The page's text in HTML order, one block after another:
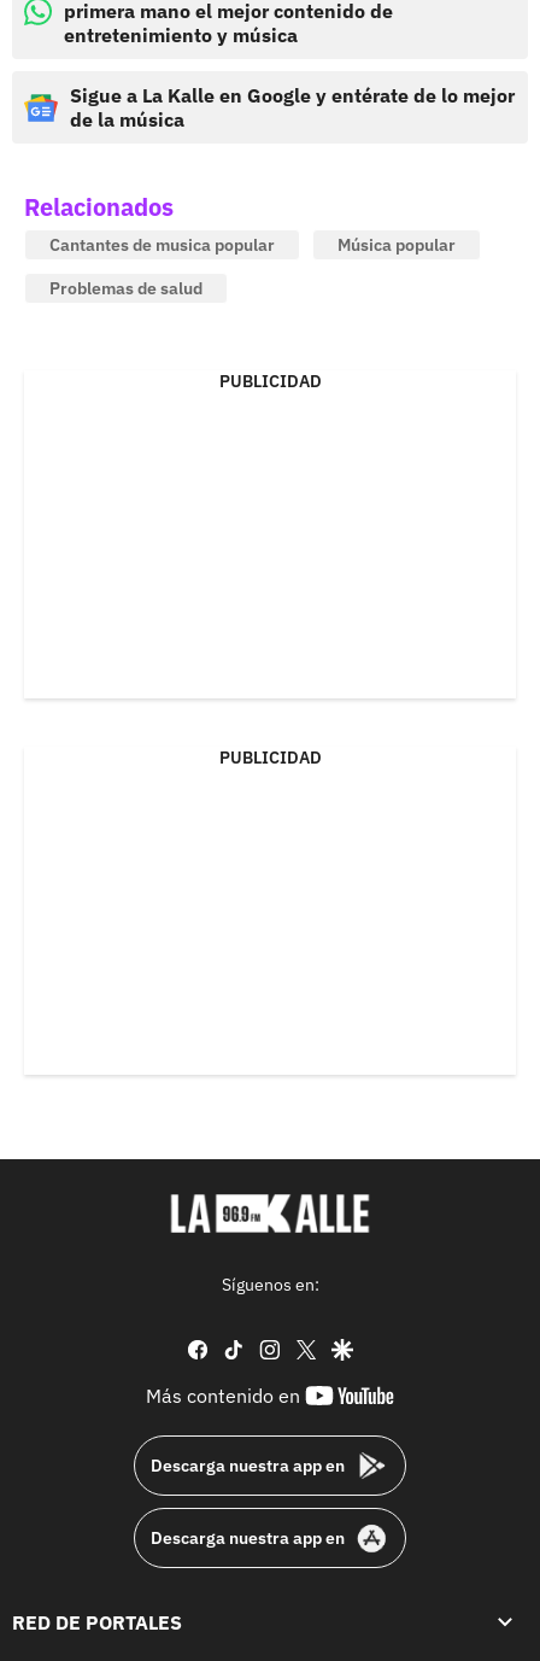
primera mano el mejor contenido de
entretenimiento y música
Sigue a La Kalle en Google y entérate de lo mejor
de la música
Relacionados
Cantantes de musica popular
Música popular
Problemas de salud
PUBLICIDAD
PUBLICIDAD
Síguenos en:
facebook
tiktok instagram
twittergoogle
Más contenido en
youtube-
Descarga nuestra app en
Descarga nuestra app en
RED DE PORTALES